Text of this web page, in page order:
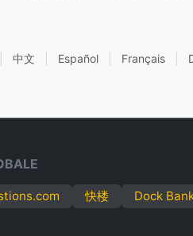
中文 Español Français
快楼 Dock